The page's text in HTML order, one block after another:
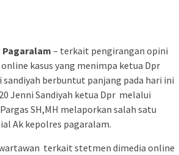
– terkait pengirangan opini
kasus yang menimpa ketua Dpr
berbuntut panjang pada hari ini
Jenni Sandiyah ketua Dpr melalui
SH,MH melaporkan salah satu
Ak kepolres pagaralam.
terkait stetmen dimedia online